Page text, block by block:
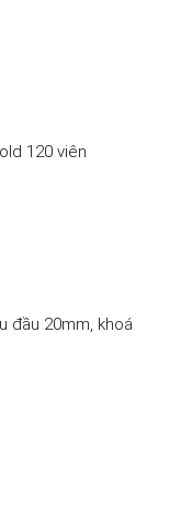
120 viên
đầu 20mm, khoá